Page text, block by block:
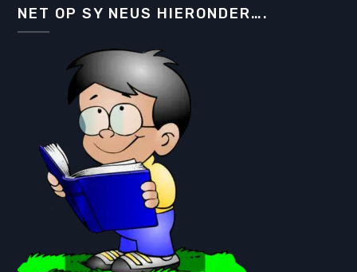
NET OP SY NEUS HIERONDER….